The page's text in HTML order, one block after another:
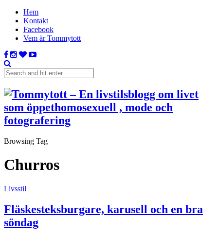
Hem
Kontakt
Facebook
Vem är Tommytott
Browsing Tag
Churros
Livsstil
Fläskesteksburgare, karusell och en bra
söndag